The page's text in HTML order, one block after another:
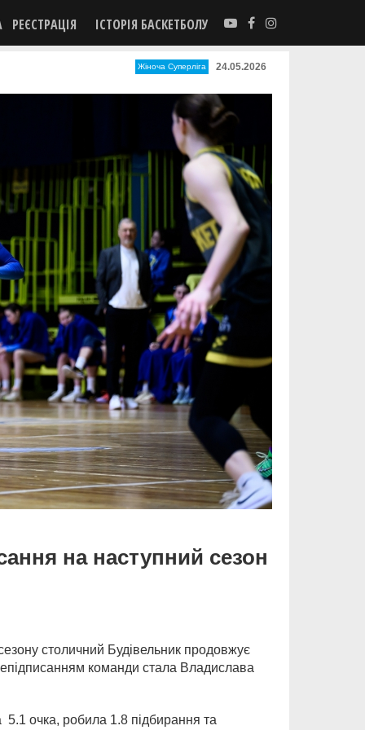
РЕЄСТРАЦІЯ ІСТОРІЯ БАСКЕТБОЛУ
Жіноча Суперліга 24.05.2026
на наступний сезон
столичний Будівельник продовжує
команди стала Владислава
очка, робила 1.8 підбирання та